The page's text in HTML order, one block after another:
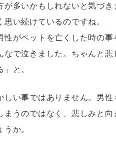
が多いかもしれないと気づ
い続けているのですね。
性がペットを亡くした時の事
なで泣きました。ちゃんと
と。
しい事ではありません。男
まうのではなく、悲しみと
か。